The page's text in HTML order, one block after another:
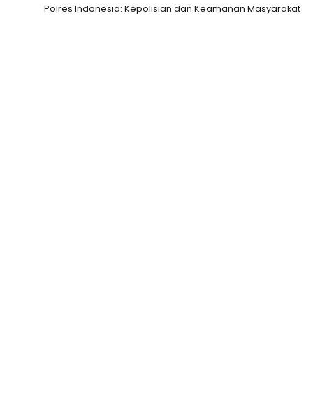
Polres Indonesia: Kepolisian dan Keamanan Masyarakat